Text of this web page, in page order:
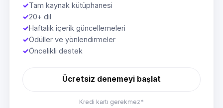
✓Tam kaynak kütüphanesi
✓20+ dil
✓Haftalık içerik güncellemeleri
✓Ödüller ve yönlendirmeler
✓Öncelikli destek
Ücretsiz denemeyi başlat
Kredi kartı gerekmez*